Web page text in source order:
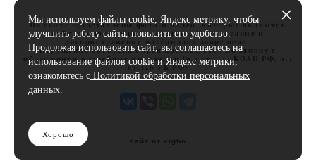
На сайте представлены фото и видео, которые являются
собственностью его владельца. Копирование и
распространение материалов запрещено.
Нарушение авторских прав преследуется по закону с
обращением в судебные инстанции (ч.1 ст.7.12 КОАП РФ, ч.1
ст.146 УК РФ)
сайт от vigbo
Мы используем файлы cookie, Яндекс метрику, чтобы
улучшить работу сайта, повысить его удобство.
Продолжая использовать сайт, вы соглашаетесь на
использование файлов cookie и Яндекс метрики,
ознакомьтесь с Политикой обработки персональных
данных.
Хорошо